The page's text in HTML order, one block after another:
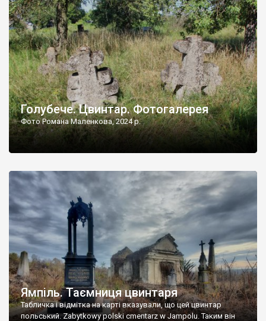
делікатес. На цвинтарі у Голубечому ціла колекція
різноманітних форм хрестів. Село відносно невелике, […]
Голубече. Цвинтар. Фотогалерея
Фото Романа Маленкова, 2024 р.
Ямпіль. Таємниця цвинтаря
Табличка і відмітка на карті вказували, що цей цвинтар
польський. Zabytkowy polski cmentarz w Jampolu. Таким він